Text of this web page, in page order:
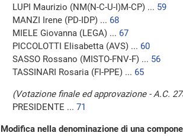
LUPI Maurizio (NM(N-C-U-I)M-CP) ... 59
MANZI Irene (PD-IDP) ... 68
MIELE Giovanna (LEGA) ... 67
PICCOLOTTI Elisabetta (AVS) ... 60
SASSO Rossano (MISTO-FNV-F) ... 56
TASSINARI Rosaria (FI-PPE) ... 65
(Votazione finale ed approvazione - A.C.
PRESIDENTE ... 71
Modifica nella denominazione di una